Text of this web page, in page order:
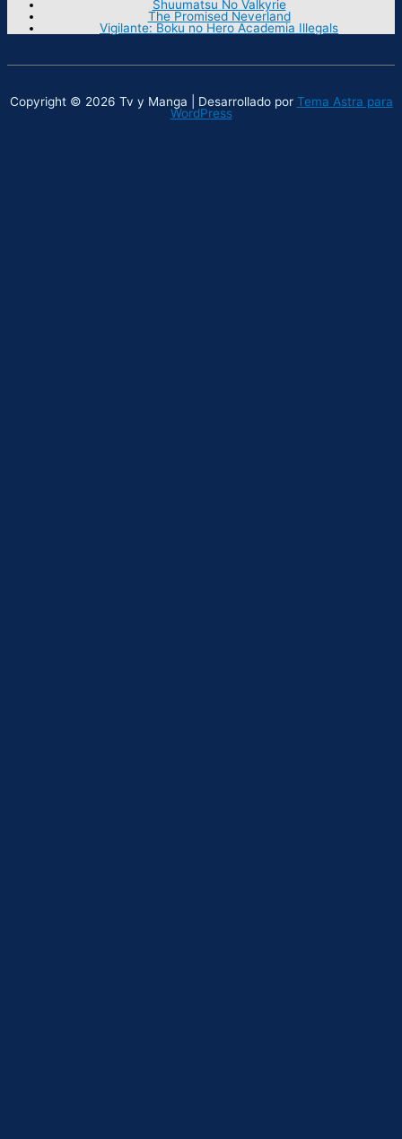
Shuumatsu No Valkyrie
The Promised Neverland
Vigilante: Boku no Hero Academia Illegals
Copyright © 2026 Tv y Manga | Desarrollado por Tema Astra para
WordPress